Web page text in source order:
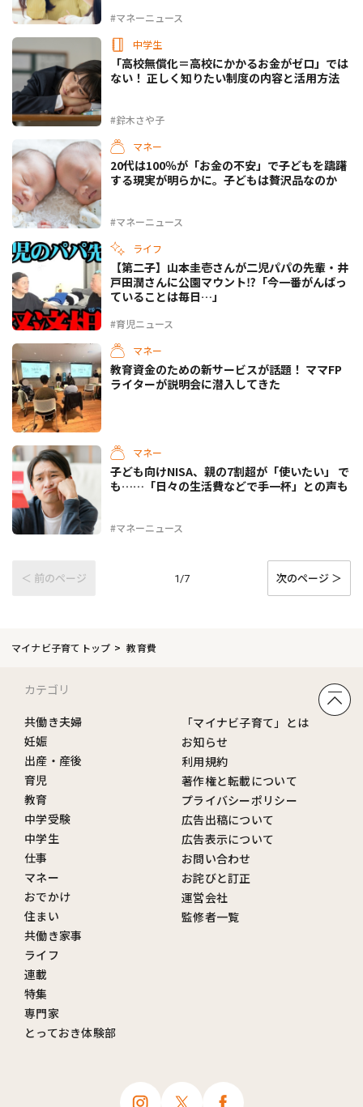
#マネーニュース
中学生
#鈴木さや子
「高校無償化＝高校にかかるお金がゼロ」では
ない！ 正しく知りたい制度の内容と活用方法
マネー
#マネーニュース
20代は100％が「お金の不安」で子どもを躊躇
する現実が明らかに。子どもは贅沢品なのか
ライフ
#育児ニュース
【第二子】山本圭壱さんが二児パパの先輩・井
戸田潤さんに公園マウント⁉「今一番がんばっ
ていることは毎日…」
マネー
教育資金のための新サービスが話題！ ママFP
ライターが説明会に潜入してきた
マネー
#マネーニュース
子ども向けNISA、親の7割超が「使いたい」 で
も……「日々の生活費などで手一杯」との声も
＜ 前のページ 1/7 次のページ ＞
マイナビ子育てトップ 教育費
カテゴリ
共働き夫婦
妊娠
出産・産後
育児
教育
中学受験
中学生
仕事
マネー
おでかけ
住まい
共働き家事
ライフ
連載
特集
専門家
とっておき体験部
「マイナビ子育て」とは
お知らせ
利用規約
著作権と転載について
プライバシーポリシー
広告出稿について
広告表示について
お問い合わせ
お詫びと訂正
運営会社
監修者一覧